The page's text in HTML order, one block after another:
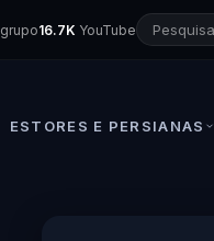
grupo16.7K YouTube
ESTORES E PERSIANAS